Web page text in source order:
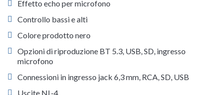
Effetto echo per microfono
Controllo bassi e alti
Colore prodotto nero
Opzioni di riproduzione BT 5.3, USB, SD, ingresso
microfono
Connessioni in ingresso jack 6,3 mm, RCA, SD, USB
Uscite NL-4